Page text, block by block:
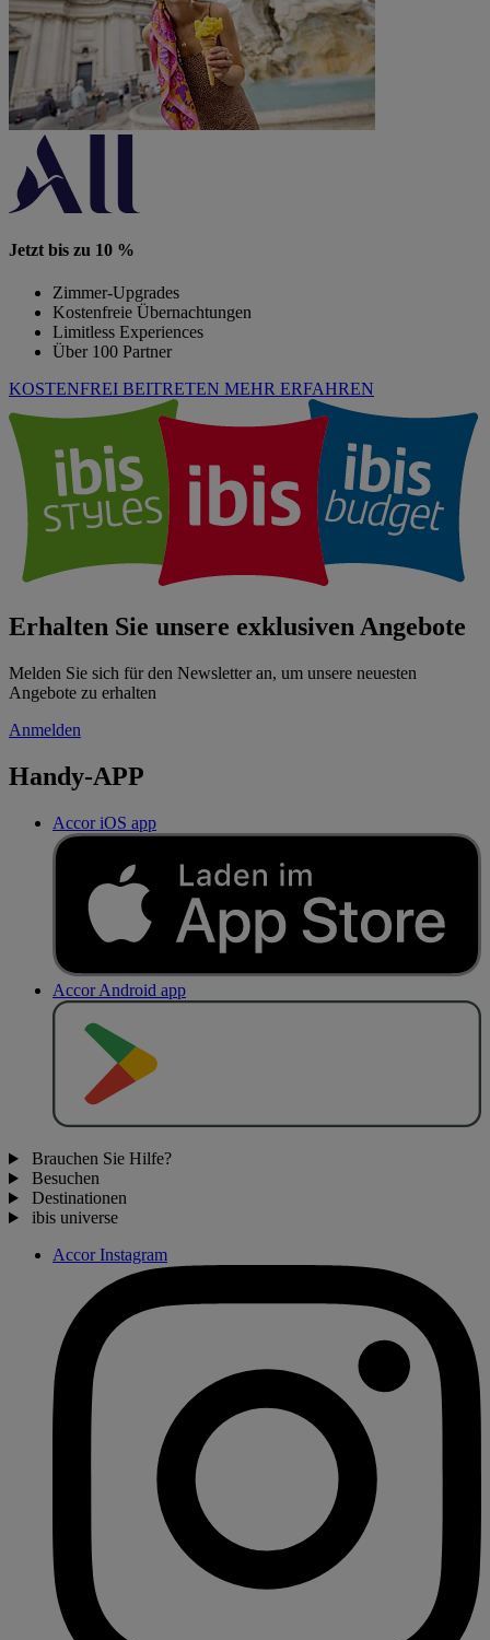
Jetzt bis zu 10 %
Zimmer-Upgrades
Kostenfreie Übernachtungen
Limitless Experiences
Über 100 Partner
KOSTENFREI BEITRETEN MEHR ERFAHREN
Erhalten Sie unsere exklusiven Angebote
Melden Sie sich für den Newsletter an, um unsere neuesten
Angebote zu erhalten
Anmelden
Handy-APP
Accor iOS app
Accor Android app
Brauchen Sie Hilfe?
Besuchen
Destinationen
ibis universe
Accor Instagram